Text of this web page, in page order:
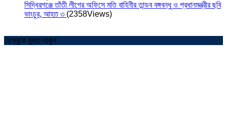
সিদ্ধিরগঞ্জে তাঁতী লীগের অফিসে মতি বাহিনীর তান্ডব বঙ্গবন্ধু ও প্রধানমন্ত্রীর ছবি
ভাংচুর, আহত ৩ (2358Views)
ফেসবুকে যুক্ত থাকুন